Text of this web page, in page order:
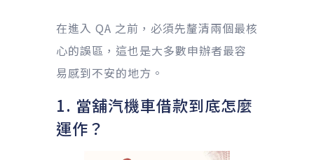
在進入 QA 之前，必須先釐清兩個最核
心的誤區，這也是大多數申辦者最容
易感到不安的地方。
1. 當舖汽機車借款到底怎麼
運作？